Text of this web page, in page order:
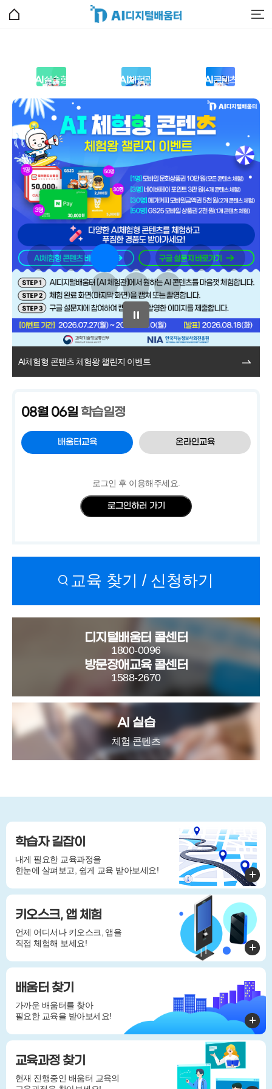
로
AI 실습형 AI체험관 AI콘텐츠
AI체험형 콘텐츠 체험왕 챌린지 이벤트
08월 06일학습일정
배움터교육 온라인교육
로그인 후 이용해주세요.
로그인하러 가기
교육 찾기 / 신청하기
디지털배움터 콜센터
1800-0096
방문장애교육 콜센터
1588-2670
AI 실습
체험 콘텐츠
학습자 길잡이
내게 필요한 교육과정을
한눈에 살펴보고, 쉽게 교육 받아보세요!
키오스크, 앱 체험
언제 어디서나 키오스크, 앱을
직접 체험해 보세요!
배움터 찾기
가까운 배움터를 찾아
필요한 교육을 받아보세요!
교육과정 찾기
현재 진행중인 배움터 교육의